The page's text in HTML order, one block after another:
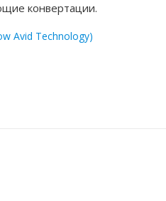
конвертации.
Avid Technology)